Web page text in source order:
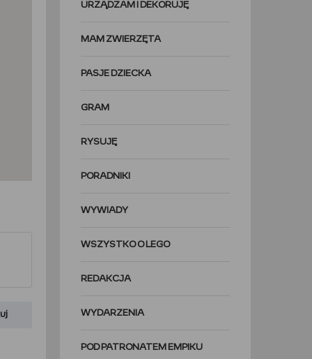
URZĄDZAM I DEKORUJĘ
MAM ZWIERZĘTA
PASJE DZIECKA
GRAM
RYSUJĘ
PORADNIKI
WYWIADY
WSZYSTKO O LEGO
REDAKCJA
WYDARZENIA
POD PATRONATEM EMPIKU